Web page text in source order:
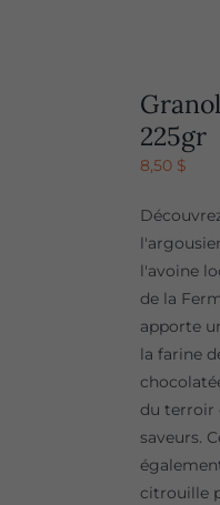
225gr
8,50 $
l'avoine
de la
apporte
la farine
du terroir
saveurs.
citrouille